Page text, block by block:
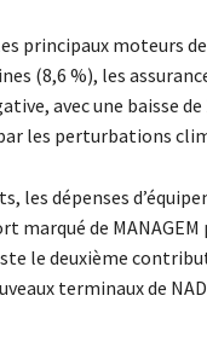
principaux moteurs
(8,6 %), les
avec une baisse de
les perturbations
les dépenses
marqué de
le deuxième
terminaux de